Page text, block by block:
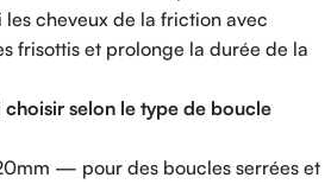
cheveux de la friction avec
frisottis et prolonge la durée de la
selon le type de boucle
— pour des boucles serrées et